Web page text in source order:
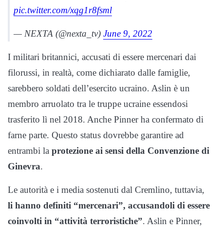
pic.twitter.com/xqg1r8fsml
— NEXTA (@nexta_tv) June 9, 2022
I militari britannici, accusati di essere mercenari dai
filorussi, in realtà, come dichiarato dalle famiglie,
sarebbero soldati dell’esercito ucraino. Aslin è un
membro arruolato tra le truppe ucraine essendosi
trasferito lì nel 2018. Anche Pinner ha confermato di
farne parte. Questo status dovrebbe garantire ad
entrambi la protezione ai sensi della Convenzione di
Ginevra.
Le autorità e i media sostenuti dal Cremlino, tuttavia,
li hanno definiti “mercenari”, accusandoli di essere
coinvolti in “attività terroristiche”. Aslin e Pinner,